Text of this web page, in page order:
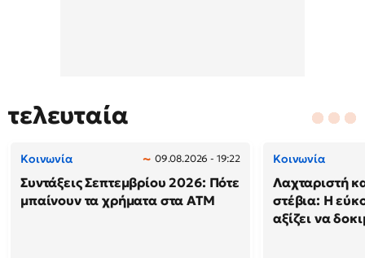
τελευταία
Κοινωνία 09.08.2026 - 19:22
Συντάξεις Σεπτεμβρίου 2026: Πότε
μπαίνουν τα χρήματα στα ΑΤΜ
Κοινωνία
Λαχταριστή
στέβια: Η
αξίζει να